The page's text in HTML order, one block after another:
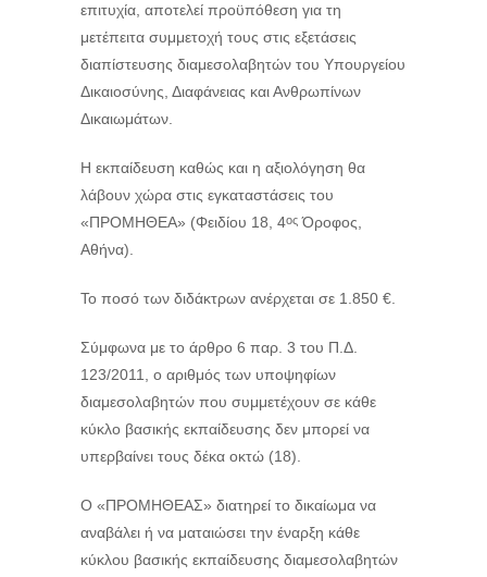
επιτυχία, αποτελεί προϋπόθεση για τη
μετέπειτα συμμετοχή τους στις εξετάσεις
διαπίστευσης διαμεσολαβητών του Υπουργείου
Δικαιοσύνης, Διαφάνειας και Ανθρωπίνων
Δικαιωμάτων.
Η εκπαίδευση καθώς και η αξιολόγηση θα
λάβουν χώρα στις εγκαταστάσεις του
«ΠΡΟΜΗΘΕΑ» (Φειδίου 18, 4ος Όροφος,
Αθήνα).
Το ποσό των διδάκτρων ανέρχεται σε 1.850 €.
Σύμφωνα με το άρθρο 6 παρ. 3 του Π.Δ.
123/2011, ο αριθμός των υποψηφίων
διαμεσολαβητών που συμμετέχουν σε κάθε
κύκλο βασικής εκπαίδευσης δεν μπορεί να
υπερβαίνει τους δέκα οκτώ (18).
Ο «ΠΡΟΜΗΘΕΑΣ» διατηρεί το δικαίωμα να
αναβάλει ή να ματαιώσει την έναρξη κάθε
κύκλου βασικής εκπαίδευσης διαμεσολαβητών